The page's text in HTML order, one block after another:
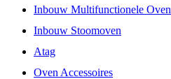
Inbouw Multifunctionele Oven
Inbouw Stoomoven
Atag
Oven Accessoires